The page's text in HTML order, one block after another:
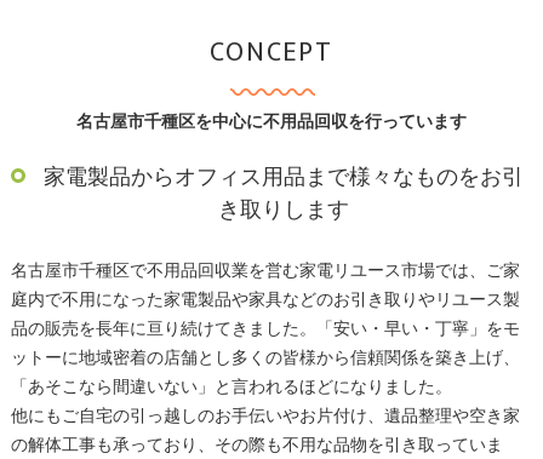
名古屋市千種区を中心に不用品回収を行っています
CONCEPT
家電製品からオフィス用品まで様々なものをお引
き取りします
名古屋市千種区で不用品回収業を営む家電リユース市場では、ご家
庭内で不用になった家電製品や家具などのお引き取りやリユース製
品の販売を長年に亘り続けてきました。「安い・早い・丁寧」をモ
ットーに地域密着の店舗とし多くの皆様から信頼関係を築き上げ、
「あそこなら間違いない」と言われるほどになりました。
他にもご自宅の引っ越しのお手伝いやお片付け、遺品整理や空き家
の解体工事も承っており、その際も不用な品物を引き取っていま